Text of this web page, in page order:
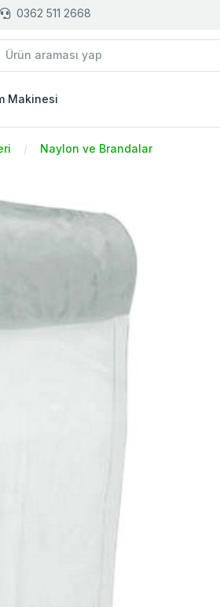
0362 511 2668
Makinesi
Naylon ve Brandalar